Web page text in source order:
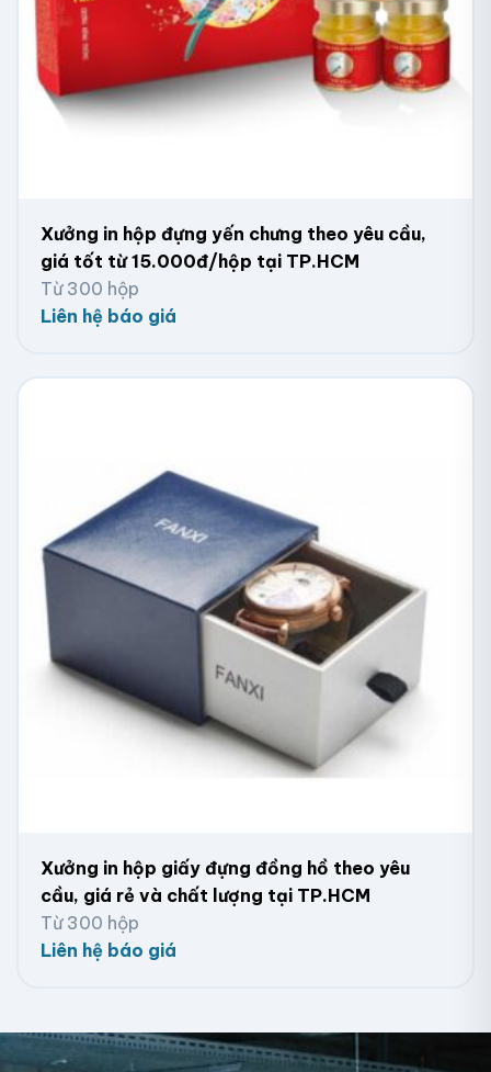
Hộp Đựng Đồng Hồ Giá Rẻ Tại Hà Nội
Hộp Giấy Đựng Đồng Hồ Cao Cấp Tại Hà Nội
Xưởng in hộp đựng yến chưng theo yêu cầu,
giá tốt từ 15.000đ/hộp tại TP.HCM
Từ 300 hộp
Liên hệ báo giá
Xưởng in hộp giấy đựng đồng hồ theo yêu
cầu, giá rẻ và chất lượng tại TP.HCM
Từ 300 hộp
Liên hệ báo giá